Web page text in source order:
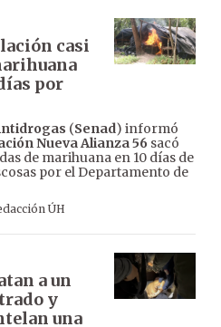
casi
por
(Senad) informó
Nueva Alianza 56 sacó
de marihuana en 10 días de
por el Departamento de
ÚH
a un
y
una